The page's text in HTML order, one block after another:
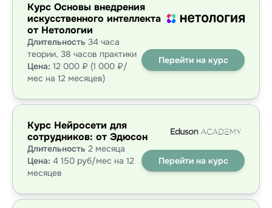
Курс Основы внедрения
искусственного интеллекта
от Нетологии
Длительность 34 часа
теории, 38 часов практики
Цена: 12 000 ₽ (1 000 ₽/
мес на 12 месяцев)
Перейти на курс
Курс Нейросети для
сотрудников: от Эдюсон
Длительность 2 месяца
Цена: 4 150 руб/мес на 12
месяцев
Перейти на курс